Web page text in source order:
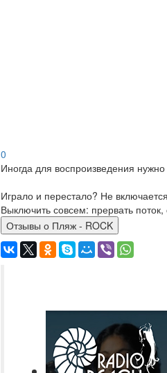
0
Иногда для воспроизведения
Играло и перестало? Не
Выключить совсем: прервать
Отзывы о Пляж - ROCK